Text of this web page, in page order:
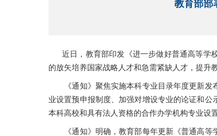
教育部部
近日，教育部印发《进一步做好普通高等学
的放矢培养国家战略人才和急需紧缺人才，提升
《通知》聚焦实施本科专业目录年度更新发
业设置预申报制度、加强对增设专业的论证和
本科高校和具有法人资格的合作办学机构专业
《通知》明确，教育部每年更新《普通高等